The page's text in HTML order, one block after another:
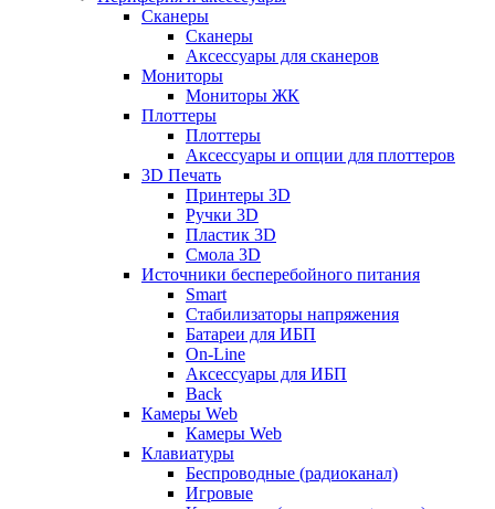
Сканеры
Сканеры
Аксессуары для сканеров
Мониторы
Мониторы ЖК
Плоттеры
Плоттеры
Аксессуары и опции для плоттеров
3D Печать
Принтеры 3D
Ручки 3D
Пластик 3D
Смола 3D
Источники бесперебойного питания
Smart
Стабилизаторы напряжения
Батареи для ИБП
On-Line
Аксессуары для ИБП
Back
Камеры Web
Камеры Web
Клавиатуры
Беспроводные (радиоканал)
Игровые